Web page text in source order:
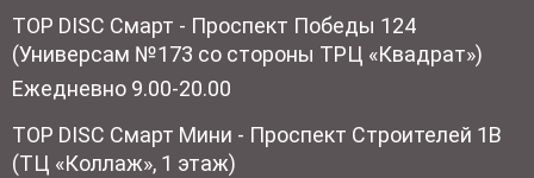
TOP DISC Смарт - Проспект Победы 124
(Универсам №173 со стороны ТРЦ «Квадрат»)
Ежедневно 9.00-20.00
TOP DISC Смарт Мини - Проспект Строителей 1В
(ТЦ «Коллаж», 1 этаж)